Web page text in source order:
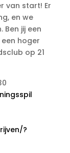
van start! Er
en we
Ben jij een
hoger
op 21
?